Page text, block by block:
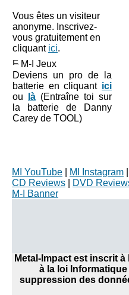
Vous êtes un visiteur
anonyme. Inscrivez-
vous gratuitement en
cliquant ici.
M-I Jeux
Deviens un pro de la
batterie en cliquant ici
ou
là (Entraîne toi sur
la batterie de Danny
Carey de TOOL)
MI YouTube
MI Instagram
CD Reviews
DVD
M-I Banner
Metal-Impact est inscrit
à la loi
suppression des